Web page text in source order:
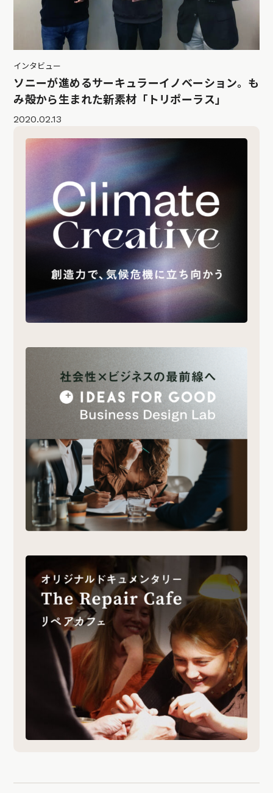
インタビュー
ソニーが進めるサーキュラーイノベーション。も
み殻から生まれた新素材「トリポーラス」
2020.02.13